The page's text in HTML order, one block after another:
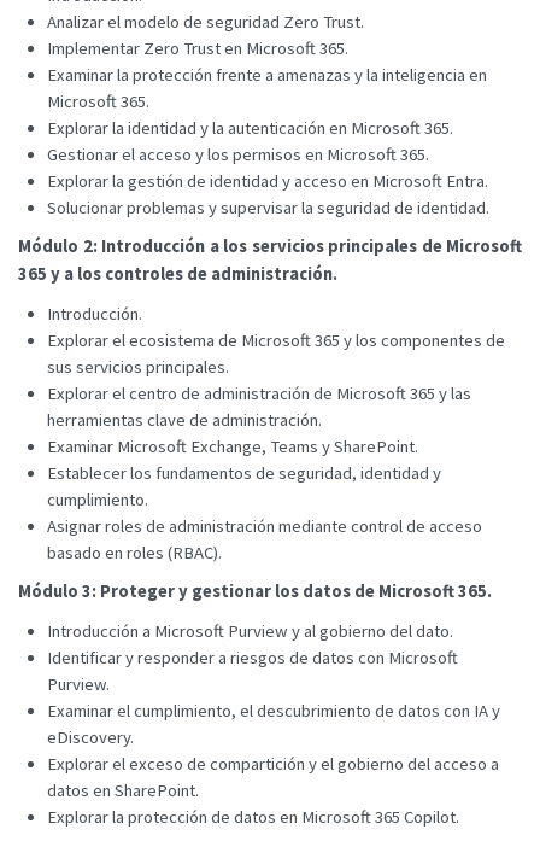
Analizar el modelo de seguridad Zero Trust.
Implementar Zero Trust en Microsoft 365.
Examinar la protección frente a amenazas y la inteligencia en
Microsoft 365.
Explorar la identidad y la autenticación en Microsoft 365.
Gestionar el acceso y los permisos en Microsoft 365.
Explorar la gestión de identidad y acceso en Microsoft Entra.
Solucionar problemas y supervisar la seguridad de identidad.
Módulo 2: Introducción a los servicios principales de Microsoft
365 y a los controles de administración.
Introducción.
Explorar el ecosistema de Microsoft 365 y los componentes de
sus servicios principales.
Explorar el centro de administración de Microsoft 365 y las
herramientas clave de administración.
Examinar Microsoft Exchange, Teams y SharePoint.
Establecer los fundamentos de seguridad, identidad y
cumplimiento.
Asignar roles de administración mediante control de acceso
basado en roles (RBAC).
Módulo 3: Proteger y gestionar los datos de Microsoft 365.
Introducción a Microsoft Purview y al gobierno del dato.
Identificar y responder a riesgos de datos con Microsoft
Purview.
Examinar el cumplimiento, el descubrimiento de datos con IA y
eDiscovery.
Explorar el exceso de compartición y el gobierno del acceso a
datos en SharePoint.
Explorar la protección de datos en Microsoft 365 Copilot.